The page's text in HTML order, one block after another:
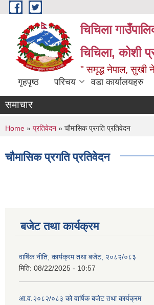
Skip to main content
चिचिला
चिचिला, कोशी
" समृद्ध नेपाल, सुखी
गृहपृष्ठ परिचय वडा कार्यालयहरु
समाचार
You are here
Home » प्रतिवेदन » चौमासिक प्रगति प्रतिवेदन
चौमासिक प्रगति प्रतिवेदन
बजेट तथा कार्यक्रम
वार्षिक नीति, कार्यक्रम तथा बजेट, २०८२/०८३
मिति: 08/22/2025 - 10:57
आ.व.२०८२/०८३ को वार्षिक बजेट तथा कार्यक्रम